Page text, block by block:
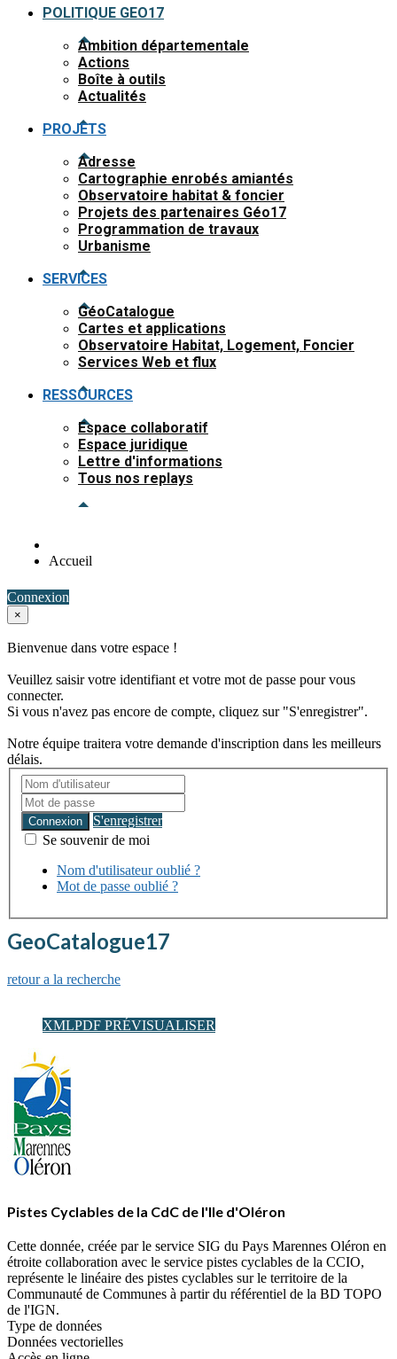
POLITIQUE GEO17
Ambition départementale
Actions
Boîte à outils
Actualités
PROJETS
Adresse
Cartographie enrobés amiantés
Observatoire habitat & foncier
Projets des partenaires Géo17
Programmation de travaux
Urbanisme
SERVICES
GéoCatalogue
Cartes et applications
Observatoire Habitat, Logement, Foncier
Services Web et flux
RESSOURCES
Espace collaboratif
Espace juridique
Lettre d'informations
Tous nos replays
Accueil
Connexion
×
Bienvenue dans votre espace !
Veuillez saisir votre identifiant et votre mot de passe pour vous
connecter.
Si vous n'avez pas encore de compte, cliquez sur "S'enregistrer".
Notre équipe traitera votre demande d'inscription dans les meilleurs
délais.
Connexion
S'enregistrer
Se souvenir de moi
Nom d'utilisateur oublié ?
Mot de passe oublié ?
GeoCatalogue17
retour a la recherche
XMLPDF PRÉVISUALISER
Pistes Cyclables de la CdC de l'Ile d'Oléron
Cette donnée, créée par le service SIG du Pays Marennes Oléron en
étroite collaboration avec le service pistes cyclables de la CCIO,
représente le linéaire des pistes cyclables sur le territoire de la
Communauté de Communes à partir du référentiel de la BD TOPO
de l'IGN.
Type de données
Données vectorielles